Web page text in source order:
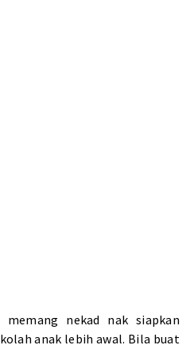
nekad nak siapkan
anak lebih awal. Bila buat